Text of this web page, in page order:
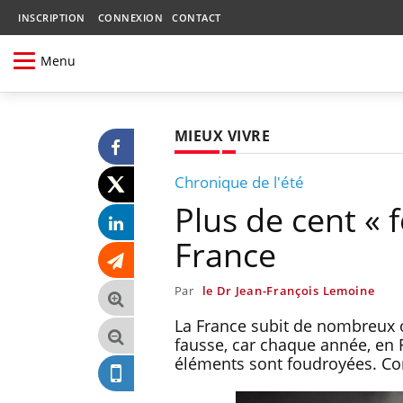
INSCRIPTION CONNEXION CONTACT
Menu
MIEUX VIVRE
Chronique de l'été
Plus de cent «
France
Par le Dr Jean-François Lemoine
La France subit de
fausse, car chaque année,
éléments sont foudroyées.